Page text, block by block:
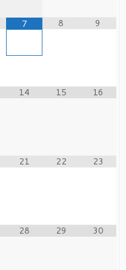
7 8 9
14 15 16
21 22 23
28 29 30